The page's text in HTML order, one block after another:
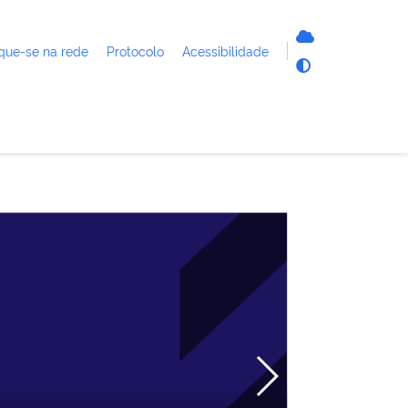
se na rede Protocolo Acessibilidade